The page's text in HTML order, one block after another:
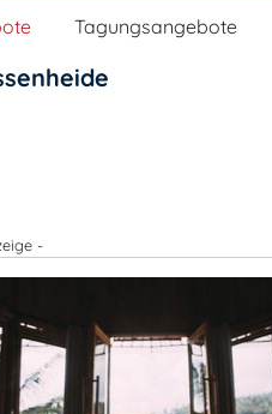
Tagungsangebote
-